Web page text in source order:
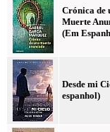
Crónica de
Muerte
(Em
Desde mi
espanhol)